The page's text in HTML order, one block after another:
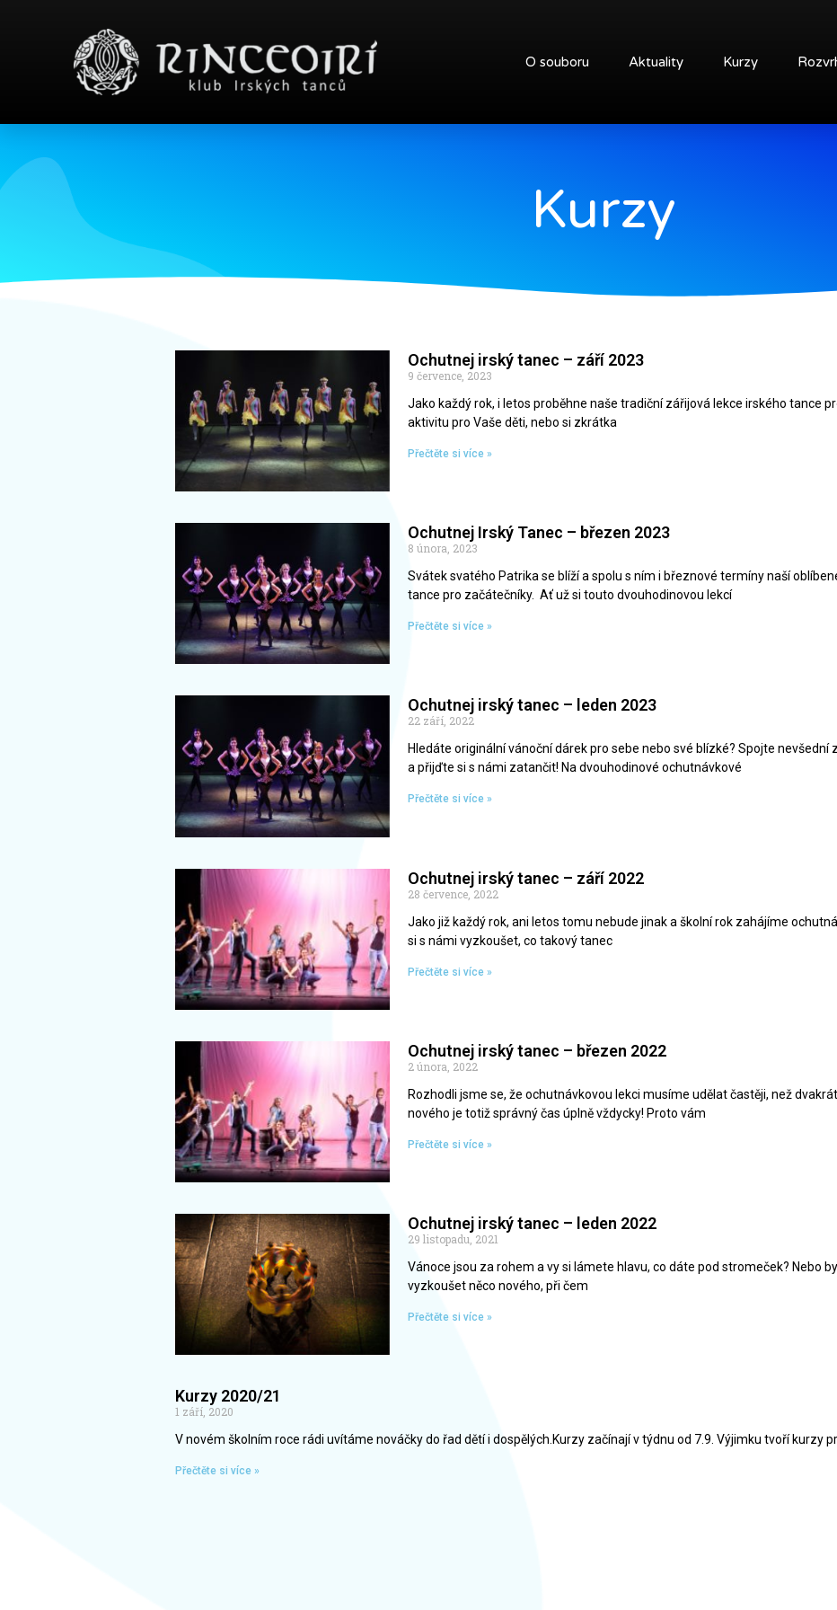
O souboru Aktuality Kurzy
Kurzy
Ochutnej irský tanec – září 2023
9 července, 2023
Jako každý rok, i letos proběhne naše tradiční zářijová lekce irského tance
aktivitu pro Vaše děti, nebo si zkrátka
Přečtěte si více »
Ochutnej Irský Tanec – březen 2023
8 února, 2023
Svátek svatého Patrika se blíží a spolu s ním i březnové termíny naší
tance pro začátečníky. Ať už si touto dvouhodinovou lekcí
Přečtěte si více »
Ochutnej irský tanec – leden 2023
22 září, 2022
Hledáte originální vánoční dárek pro sebe nebo své blízké? Spojte
a přijďte si s námi zatančit! Na dvouhodinové ochutnávkové
Přečtěte si více »
Ochutnej irský tanec – září 2022
28 července, 2022
Jako již každý rok, ani letos tomu nebude jinak a školní rok zahájíme
si s námi vyzkoušet, co takový tanec
Přečtěte si více »
Ochutnej irský tanec – březen 2022
2 února, 2022
Rozhodli jsme se, že ochutnávkovou lekci musíme udělat častěji, než
nového je totiž správný čas úplně vždycky! Proto vám
Přečtěte si více »
Ochutnej irský tanec – leden 2022
29 listopadu, 2021
Vánoce jsou za rohem a vy si lámete hlavu, co dáte pod stromeček? Nebo
vyzkoušet něco nového, při čem
Přečtěte si více »
Kurzy 2020/21
1 září, 2020
V novém školním roce rádi uvítáme nováčky do řad dětí i dospělých.Kurzy začínají v týdnu od 7.9. Výjimku tvoří kurzy
Přečtěte si více »